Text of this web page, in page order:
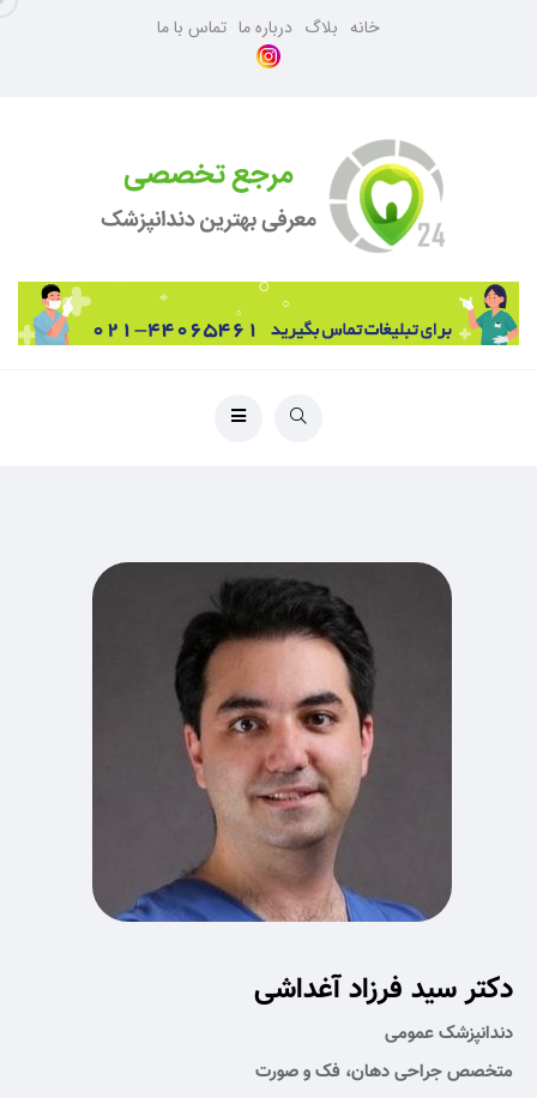
خانه بلاگ درباره ما تماس با ما
دکتر سید فرزاد آغداشی
دندانپزشک عمومی
متخصص جراحی دهان، فک و صورت